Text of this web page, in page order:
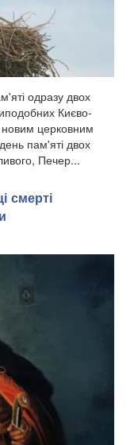
одразу двох
Києво-
церковним
пам'яті двох
Печер...
смерті